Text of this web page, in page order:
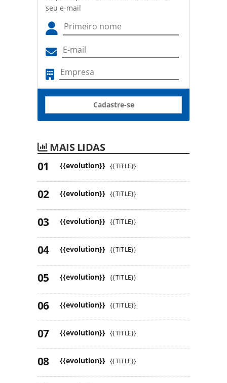
seu e-mail
Cadastre-se
MAIS LIDAS
{{evolution}} {{TITLE}}
{{evolution}} {{TITLE}}
{{evolution}} {{TITLE}}
{{evolution}} {{TITLE}}
{{evolution}} {{TITLE}}
{{evolution}} {{TITLE}}
{{evolution}} {{TITLE}}
{{evolution}} {{TITLE}}